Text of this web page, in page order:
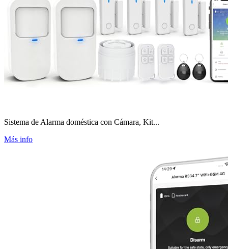
Sistema de Alarma doméstica con Cámara, Kit...
Más info